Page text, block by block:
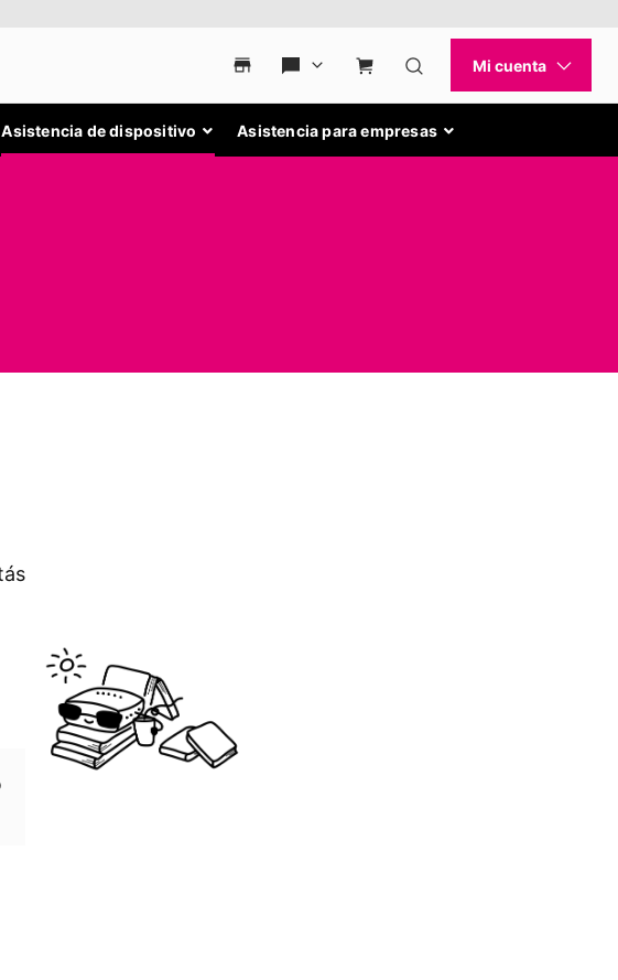
Asistencia de dispositivo Asistencia para empresas